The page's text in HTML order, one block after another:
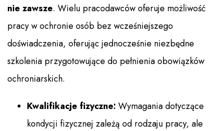
nie zawsze. Wielu pracodawców oferuje możliwość
pracy w ochronie osób bez wcześniejszego
doświadczenia, oferując jednocześnie niezbędne
szkolenia przygotowujące do pełnienia obowiązków
ochroniarskich.
Kwalifikacje fizyczne: Wymagania dotyczące
kondycji fizycznej zależą od rodzaju pracy, ale